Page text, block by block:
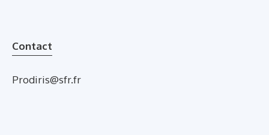
Contact
Prodiris@sfr.fr